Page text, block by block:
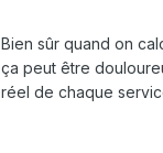
Bien sûr quand on
ça peut être
réel de chaque